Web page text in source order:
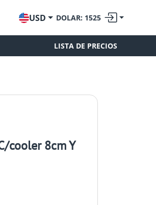
USD DOLAR: 1525
LISTA DE PRECIOS
cooler 8cm Y